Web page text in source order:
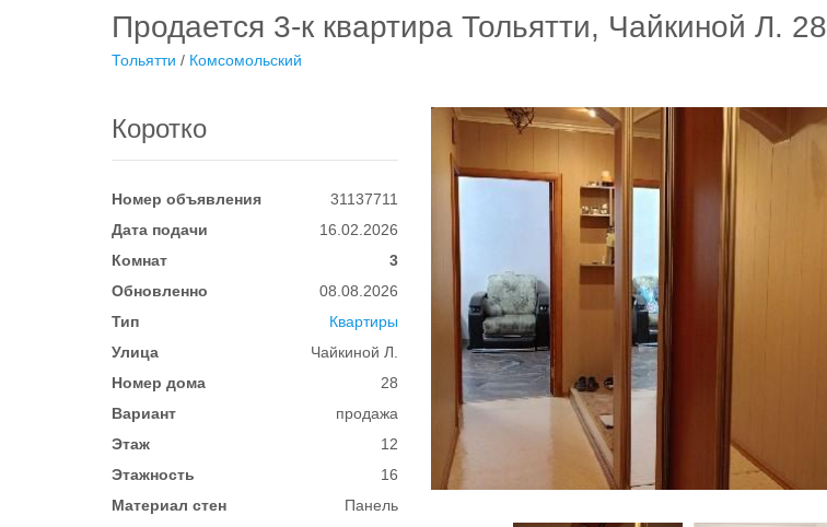
Продается 3-к квартира Тольятти, Чайкиной Л. 28
Тольятти / Комсомольский
Коротко
Номер объявления
31137711
Дата подачи
16.02.2026
Комнат
3
Обновленно
08.08.2026
Тип
Квартиры
Улица
Чайкиной Л.
Номер дома
28
Вариант
продажа
Этаж
12
Этажность
16
Материал стен
Панель